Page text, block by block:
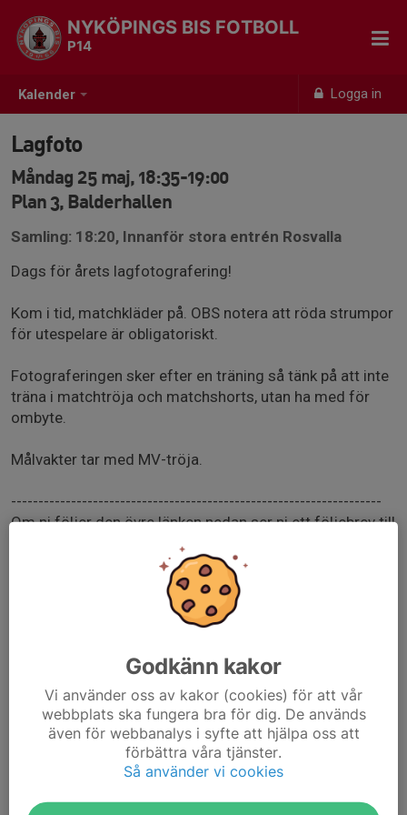
Kalender Logga in
NYKÖPINGS BIS FOTBOLL
P14
Lagfoto
Måndag 25 maj, 18:35-19:00
Plan 3, Balderhallen
Samling: 18:20, Innanför stora entrén Rosvalla
Dags för årets lagfotografering!
Kom i tid, matchkläder på. OBS notera att röda strumpor
för utespelare är obligatoriskt.
Fotograferingen sker efter en träning så tänk på att inte
träna i matchtröja och matchshorts, utan ha med för
ombyte.
Målvakter tar med MV-tröja.
--------------------------------------------------------------------
Om ni följer den övre länken nedan ser ni ett följebrev till
er vårdnadshavare som är bra att läsa igenom innan
Nedersta länken går till den beställningsblankett ni
(vårdnadshavare) behöver fylla i, skriva ut, signera och
https://www.nykopingsbis.se/dokument/93c5c5e2-
d652-494a-8d3e-
e3bf067d69b7/Fc3b6ljebrev20till20vc3a5rdnadshavar
e20och20myndiga20spelare20-20Post-2.pdf?1
Godkänn kakor
Vi använder oss av kakor (cookies) för att vår
webbplats ska fungera bra för dig. De används
även för webbanalys i syfte att hjälpa oss att
förbättra våra tjänster.
Så använder vi cookies